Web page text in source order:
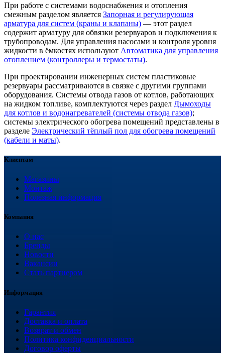
При работе с системами водоснабжения и отопления
смежным разделом является Запорная и регулирующая
арматура для систем (краны и клапаны) — этот раздел
содержит арматуру для обвязки резервуаров и подключения к
трубопроводам. Для управления насосами и контроля уровня
жидкости в ёмкостях используют Автоматика для управления
отоплением (контроллеры и термостаты).
При проектировании инженерных систем пластиковые
резервуары рассматриваются в связке с другими группами
оборудования. Системы отвода газов от котлов, работающих
на жидком топливе, комплектуются через раздел Дымоходы
для котлов и водонагревателей (системы отвода газов);
системы электрического обогрева помещений представлены в
разделе Электрический тёплый пол для обогрева помещений
(кабели и маты).
Клиентам
Магазины
Монтаж
Полезная информация
Компания
О нас
Бренды
Новости
Вакансии
Стать партнером
Информация
Гарантия
Доставка и оплата
Возврат и обмен
Политика конфиденциальности
Договор оферты